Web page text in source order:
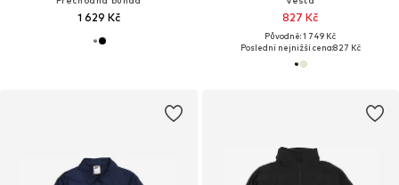
1 629 Kč 827 Kč
Původně: 1 749 Kč
Poslední nejnižší cena:827 Kč